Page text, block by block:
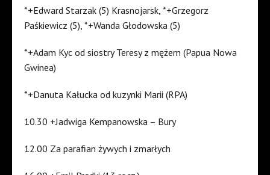
*+Edward Starzak (5) Krasnojarsk, *+Grzegorz
Paśkiewicz (5), *+Wanda Głodowska (5)
*+Adam Kyc od siostry Teresy z mężem (Papua Nowa
Gwinea)
*+Danuta Kałucka od kuzynki Marii (RPA)
10.30 +Jadwiga Kempanowska – Bury
12.00 Za parafian żywych i zmarłych